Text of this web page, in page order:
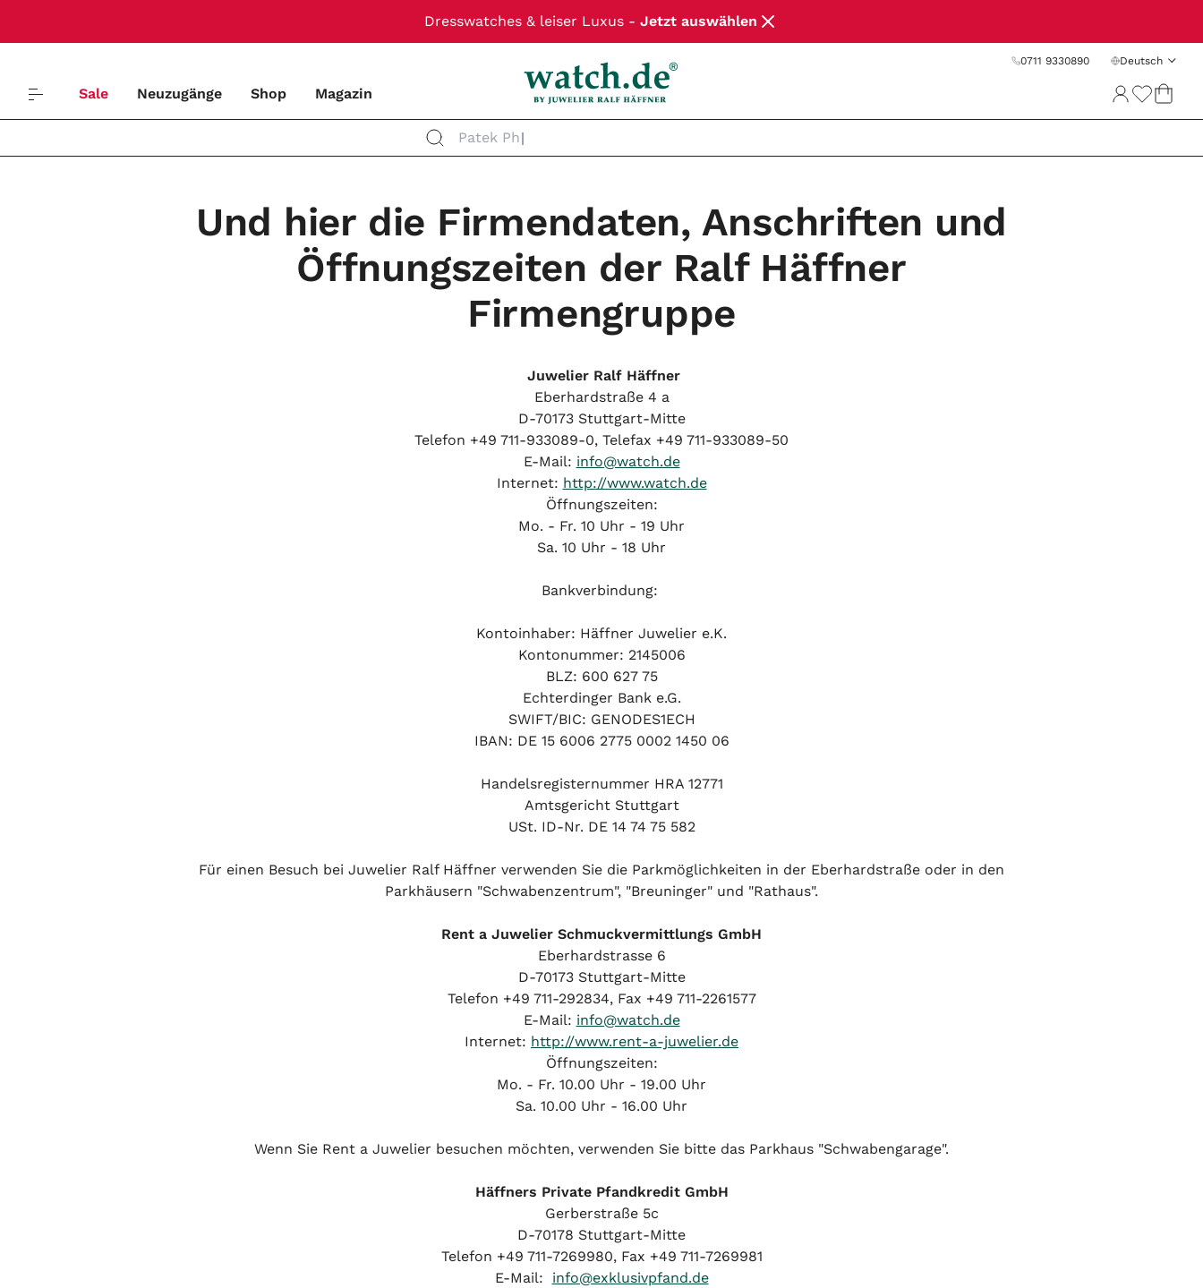
Dresswatches & leiser Luxus - Jetzt auswählen
0711 9330890 Deutsch
Sale Neuzugänge Shop Magazin
Patek Ph
Und hier die Firmendaten, Anschriften und
Öffnungszeiten der Ralf Häffner
Firmengruppe
Juwelier Ralf Häffner
Eberhardstraße 4 a
D-70173 Stuttgart-Mitte
Telefon +49 711-933089-0, Telefax +49 711-933089-50
E-Mail: info@watch.de
Internet: http://www.watch.de
Öffnungszeiten:
Mo. - Fr. 10 Uhr - 19 Uhr
Sa. 10 Uhr - 18 Uhr
Bankverbindung:
Kontoinhaber: Häffner Juwelier e.K.
Kontonummer: 2145006
BLZ: 600 627 75
Echterdinger Bank e.G.
SWIFT/BIC: GENODES1ECH
IBAN: DE 15 6006 2775 0002 1450 06
Handelsregisternummer HRA 12771
Amtsgericht Stuttgart
USt. ID-Nr. DE 14 74 75 582
Für einen Besuch bei Juwelier Ralf Häffner verwenden Sie die Parkmöglichkeiten in der Eberhardstraße oder in den
Parkhäusern "Schwabenzentrum", "Breuninger" und "Rathaus".
Rent a Juwelier Schmuckvermittlungs GmbH
Eberhardstrasse 6
D-70173 Stuttgart-Mitte
Telefon +49 711-292834, Fax +49 711-2261577
E-Mail: info@watch.de
Internet: http://www.rent-a-juwelier.de
Öffnungszeiten:
Mo. - Fr. 10.00 Uhr - 19.00 Uhr
Sa. 10.00 Uhr - 16.00 Uhr
Wenn Sie Rent a Juwelier besuchen möchten, verwenden Sie bitte das Parkhaus "Schwabengarage".
Häffners Private Pfandkredit GmbH
Gerberstraße 5c
D-70178 Stuttgart-Mitte
Telefon +49 711-7269980, Fax +49 711-7269981
E-Mail: info@exklusivpfand.de